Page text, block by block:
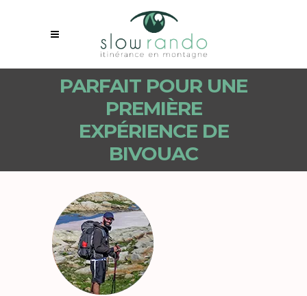
PARFAIT POUR UNE
PREMIÈRE
EXPÉRIENCE DE
BIVOUAC